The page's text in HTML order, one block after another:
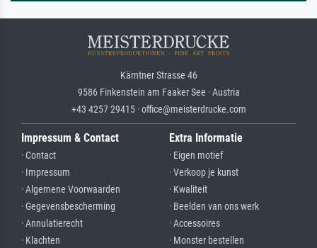
Kärntner Strasse 46
9586 Finkenstein am Faaker See · Austria
+43 4257 29415 · office@meisterdrucke.com
Impressum & Contact
· Contact
· Impressum
· Algemene Voorwaarden
· Gegevensbescherming
· Annulatierecht
· Klachten
Extra Informatie
· Eigen motief
· Verkoop je kunst
· Kwaliteit
· Beelden van ons werk
· Accessoires
· Monster bestellen